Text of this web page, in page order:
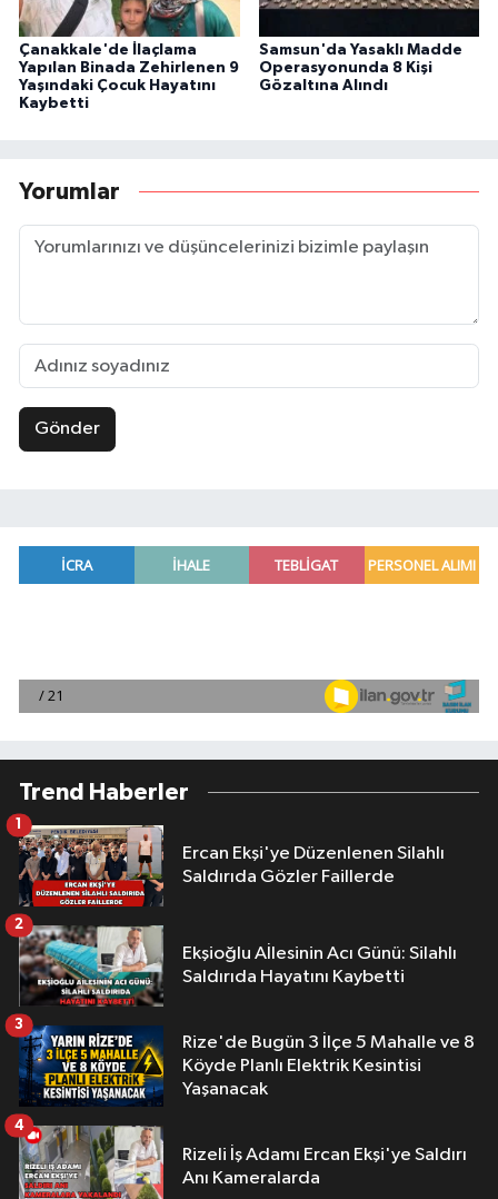
Çanakkale'de İlaçlama
Yapılan Binada Zehirlenen 9
Yaşındaki Çocuk Hayatını
Kaybetti
Samsun'da Yasaklı Madde
Operasyonunda 8 Kişi
Gözaltına Alındı
Yorumlar
Gönder
Trend Haberler
Ercan Ekşi'ye Düzenlenen Silahlı
Saldırıda Gözler Faillerde
1
Ekşioğlu Aİlesinin Acı Günü: Silahlı
Saldırıda Hayatını Kaybetti
2
Rize'de Bugün 3 İlçe 5 Mahalle ve 8
Köyde Planlı Elektrik Kesintisi
Yaşanacak
3
Rizeli İş Adamı Ercan Ekşi'ye Saldırı
Anı Kameralarda
4